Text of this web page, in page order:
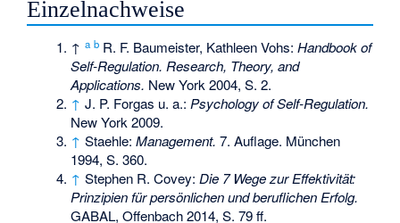
Einzelnachweise
↑a b R. F. Baumeister, Kathleen Vohs:Handbook of
Self-Regulation. Research, Theory, and
Applications. New York 2004, S. 2.
↑ J. P. Forgas u. a.:Psychology of Self-Regulation.
New York 2009.
↑ Staehle:Management. 7. Auflage. München
1994, S. 360.
↑ Stephen R. Covey:Die 7 Wege zur Effektivität:
Prinzipien für persönlichen und beruflichen Erfolg.
GABAL, Offenbach 2014, S. 79 ff.